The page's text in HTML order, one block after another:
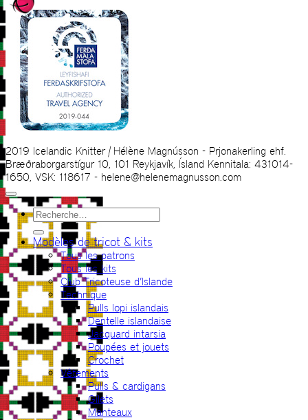
2019 Icelandic Knitter | Hélène Magnússon - Prjonakerling ehf.
Bræðraborgarstígur 10, 101 Reykjavík, Ísland Kennitala: 431014-
1650, VSK: 118617 - helene@helenemagnusson.com
Recherche
pour :
Modèles de tricot & kits
Tous les patrons
Tous les kits
Club Tricoteuse d’Islande
Technique
Pulls lopi islandais
Dentelle islandaise
Jacquard intarsia
Poupées et jouets
Crochet
Vêtements
Pulls & cardigans
Gilets
Manteaux